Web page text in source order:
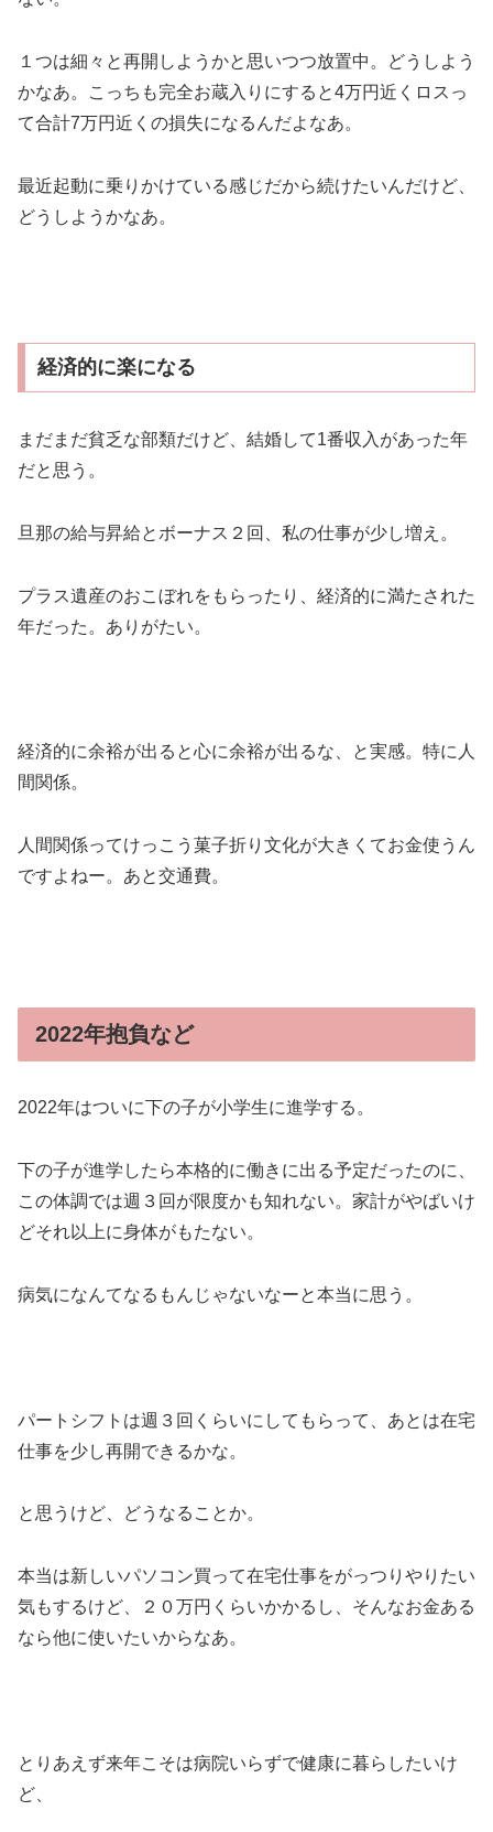
１つは細々と再開しようかと思いつつ放置中。どうしよう
かなあ。こっちも完全お蔵入りにすると4万円近くロスっ
て合計7万円近くの損失になるんだよなあ。
最近起動に乗りかけている感じだから続けたいんだけど、
どうしようかなあ。
経済的に楽になる
まだまだ貧乏な部類だけど、結婚して1番収入があった年
だと思う。
旦那の給与昇給とボーナス２回、私の仕事が少し増え。
プラス遺産のおこぼれをもらったり、経済的に満たされた
年だった。ありがたい。
経済的に余裕が出ると心に余裕が出るな、と実感。特に人
間関係。
人間関係ってけっこう菓子折り文化が大きくてお金使うん
ですよねー。あと交通費。
2022年抱負など
2022年はついに下の子が小学生に進学する。
下の子が進学したら本格的に働きに出る予定だったのに、
この体調では週３回が限度かも知れない。家計がやばいけ
どそれ以上に身体がもたない。
病気になんてなるもんじゃないなーと本当に思う。
パートシフトは週３回くらいにしてもらって、あとは在宅
仕事を少し再開できるかな。
と思うけど、どうなることか。
本当は新しいパソコン買って在宅仕事をがっつりやりたい
気もするけど、２０万円くらいかかるし、そんなお金ある
なら他に使いたいからなあ。
とりあえず来年こそは病院いらずで健康に暮らしたいけ
ど、